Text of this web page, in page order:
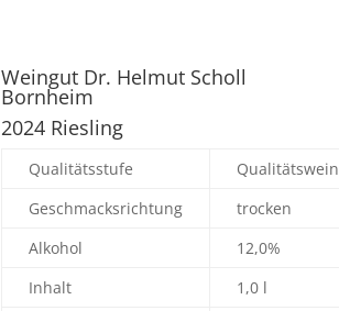
Weingut Dr. Helmut Scholl
Bornheim
2024 Riesling
Qualitätsstufe
Qualitätswein
Geschmacksrichtung
trocken
Alkohol
12,0%
Inhalt
1,0 l